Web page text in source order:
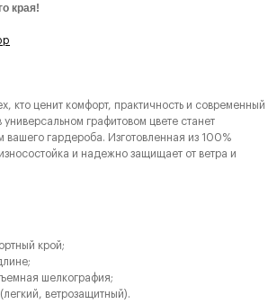
края!
кто ценит комфорт, практичность и современный
графитовом цвете станет
гардероба. Изготовленная из 100%
и надежно защищает от ветра и
крой;
шелкография;
ветрозащитный).